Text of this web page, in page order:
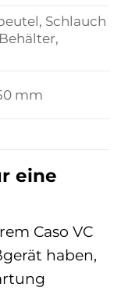
Schlauch
mm
eine
Caso VC
haben,